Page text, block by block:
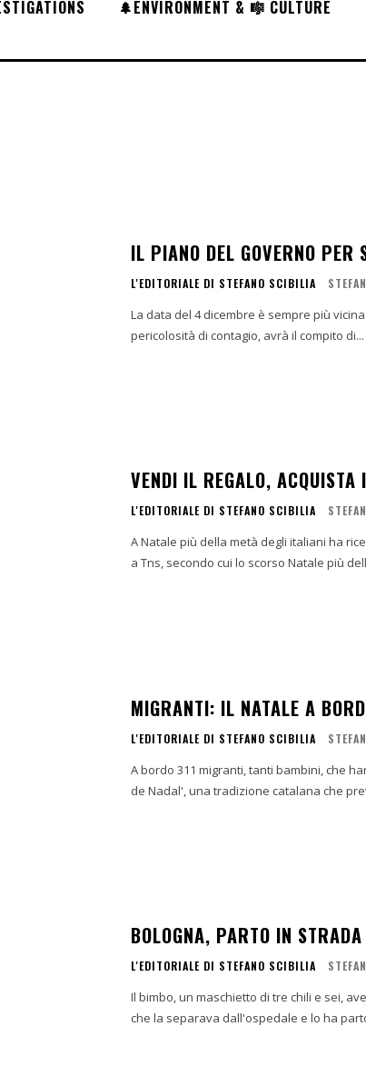
🌲ENVIRONMENT & 🎼 CULTURE
IL PIANO DEL GOVERNO PER
L'EDITORIALE DI STEFANO SCIBILIA
La data del 4 dicembre è sempre più
pericolosità di contagio, avrà il compito di...
VENDI IL REGALO, ACQUISTA
L'EDITORIALE DI STEFANO SCIBILIA
A Natale più della metà degli italiani ha
a Tns, secondo cui lo scorso Natale più
MIGRANTI: IL NATALE A
L'EDITORIALE DI STEFANO SCIBILIA
A bordo 311 migranti, tanti bambini, che
de Nadal', una tradizione catalana che
BOLOGNA, PARTO IN
L'EDITORIALE DI STEFANO SCIBILIA
Il bimbo, un maschietto di tre chili e sei,
che la separava dall'ospedale e lo ha